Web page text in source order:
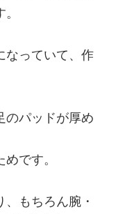
なっていて、作
のパッドが厚め
です。
もちろん腕・